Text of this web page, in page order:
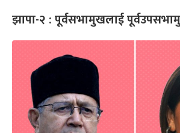
झापा-२ : पूर्वसभामुखलाई